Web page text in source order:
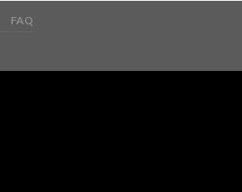
FAQ